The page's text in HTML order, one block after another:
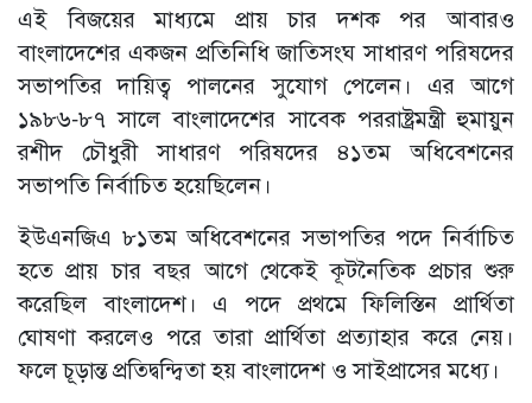
এই বিজয়ের মাধ্যমে প্রায় চার দশক পর আবারও
বাংলাদেশের একজন প্রতিনিধি জাতিসংঘ সাধারণ পরিষদের
সভাপতির দায়িত্ব পালনের সুযোগ পেলেন। এর আগে
১৯৮৬-৮৭ সালে বাংলাদেশের সাবেক পররাষ্ট্রমন্ত্রী হুমায়ুন
রশীদ চৌধুরী সাধারণ পরিষদের ৪১তম অধিবেশনের
সভাপতি নির্বাচিত হয়েছিলেন।
ইউএনজিএ ৮১তম অধিবেশনের সভাপতির পদে নির্বাচিত
হতে প্রায় চার বছর আগে থেকেই কূটনৈতিক প্রচার শুরু
করেছিল বাংলাদেশ। এ পদে প্রথমে ফিলিস্তিন প্রার্থিতা
ঘোষণা করলেও পরে তারা প্রার্থিতা প্রত্যাহার করে নেয়।
ফলে চূড়ান্ত প্রতিদ্বন্দ্বিতা হয় বাংলাদেশ ও সাইপ্রাসের মধ্যে।